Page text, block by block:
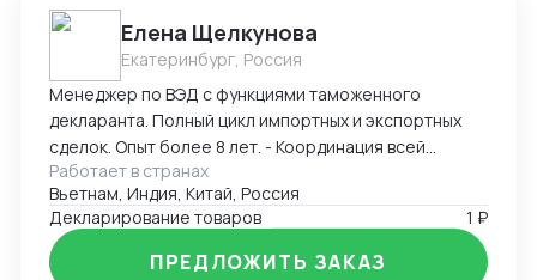
Елена Щелкунова
Екатеринбург, Россия
Менеджер по ВЭД с функциями таможенного
декларанта. Полный цикл импортных и экспортных
сделок. Опыт более 8 лет. - Координация всей
цепочки поставок. Взаимодействие с: -
Поставщиками, - Транспортными компаниями и -
органами по Сертификации. - Определение кода ТН
ВЭД, расчет пошлины и таможенных платежей,
Работает в странах
Вьетнам, Индия, Китай, Россия
Декларирование товаров
1 ₽
ПРЕДЛОЖИТЬ ЗАКАЗ